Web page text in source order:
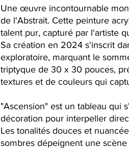
Une œuvre incontournable
de l'Abstrait. Cette peinture
talent pur, capturé par l'artiste
Sa création en 2024 s'inscrit
exploratoire, marquant le
triptyque de 30 x 30 pouces,
textures et de couleurs qui
"Ascension" est un tableau qui
décoration pour interpeller
Les tonalités douces et
sombres dépeignent une